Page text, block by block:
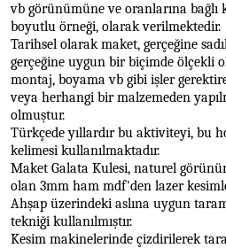
vb görünümüne ve oranlarına
boyutlu örneği, olarak verilmektedir.
Tarihsel olarak maket, gerçeğine
gerçeğine uygun bir biçimde ölçekli
montaj, boyama vb gibi işler
veya herhangi bir malzemeden
olmuştur.
Türkçede yıllardır bu aktiviteyi, bu
kelimesi kullanılmaktadır.
Maket Galata Kulesi, naturel
olan 3mm ham mdf'den lazer
Ahşap üzerindeki aslına uygun
tekniği kullanılmıştır.
Kesim makinelerinde çizdirilerek